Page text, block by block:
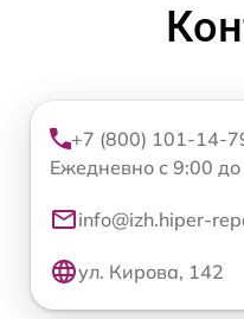
+7 (800) 101-14-
Ежедневно с 9:00
info@izh.hiper-
ул. Кирова, 142